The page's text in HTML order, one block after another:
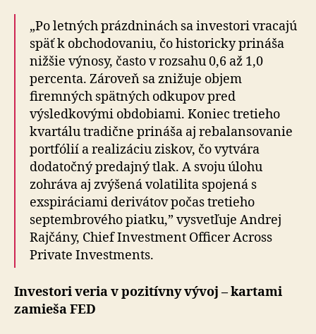
„Po letných prázdninách sa investori vracajú
späť k obchodovaniu, čo historicky prináša
nižšie výnosy, často v rozsahu 0,6 až 1,0
percenta. Zároveň sa znižuje objem
firemných spätných odkupov pred
výsledkovými obdobiami. Koniec tretieho
kvartálu tradične prináša aj rebalansovanie
portfólií a realizáciu ziskov, čo vytvára
dodatočný predajný tlak. A svoju úlohu
zohráva aj zvýšená volatilita spojená s
exspiráciami derivátov počas tretieho
septembrového piatku,” vysvetľuje Andrej
Rajčány, Chief Investment Officer Across
Private Investments.
Investori veria v pozitívny vývoj – kartami
zamieša FED